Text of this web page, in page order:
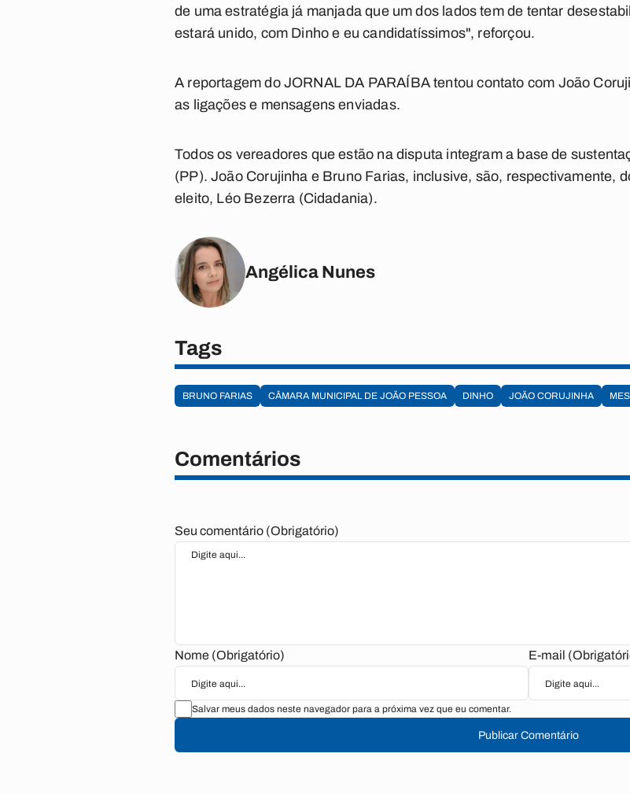
de uma estratégia já manjada que um dos lados tem de tentar
estará unido, com Dinho e eu candidatíssimos", reforçou.
A reportagem do JORNAL DA PARAÍBA tentou contato com João
as ligações e mensagens enviadas.
Todos os vereadores que estão na disputa integram a base de
(PP). João Corujinha e Bruno Farias, inclusive, são, respectivamente,
eleito, Léo Bezerra (Cidadania).
Angélica Nunes
Tags
BRUNO FARIAS CÂMARA MUNICIPAL DE JOÃO PESSOA DINHO JOÃO CORUJINHA
Comentários
Seu comentário (Obrigatório)
Nome (Obrigatório) E-mail
Salvar meus dados neste navegador para a próxima vez que eu comentar.
Publicar Comentário